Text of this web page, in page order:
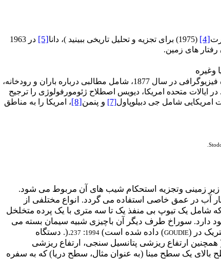
[4] (1975) برای تجزیه و تحلیل تاریخی ببینید )، دانا [5]
در 1963
رفتار های زمین.
است که مقاله ای موفق در باره فیزیوگرافی در سال 1877، شامل مطالبی درباره باران و رودخانه،
متحده امریکا، دیویس اصطلاح ژئومورفولوژی را ترجیح
امریکایی شامل جی دبیلوپاول[7] و پنمن[8]، امریکا را به مناطق
زیر زمینی وتجزیه استحکام شیب های آن مربوط می شود.
آب در عمق خاصی استفاده می گردد. انواع مختلفی از
شامل یک تیوپ بی منفذ یک تا سه متری با یک پرده متخلخل
وجود دارد. سوراخ طرف دیگر آن باچیزی شبیه سیمان بسته می
در (GOUDIE) داده شده است(
1994
:
237
).. دستگاه
ارتفاع ریزشی پتانسیل سنجی، ارتفاع ریزشی
بالای یک سطح مبنا (به عنوان مثال، سطح دریا) که به سفره